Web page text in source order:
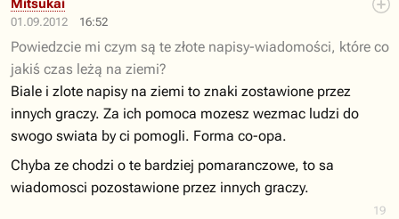
01.09.2012 16:52
19
Mitsukai
Powiedzcie mi czym są te złote napisy-wiadomości, które co
jakiś czas leżą na ziemi?
Biale i zlote napisy na ziemi to znaki zostawione przez
innych graczy. Za ich pomoca mozesz wezmac ludzi do
swogo swiata by ci pomogli. Forma co-opa.
Chyba ze chodzi o te bardziej pomaranczowe, to sa
wiadomosci pozostawione przez innych graczy.